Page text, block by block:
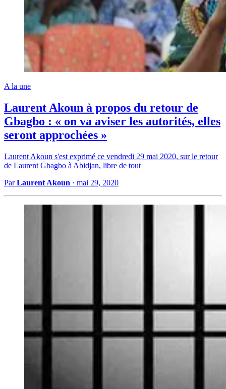
A la une
Laurent Akoun à propos du retour de
Gbagbo : « on va aviser les autorités, elles
seront approchées »
Laurent Akoun s'est exprimé ce vendredi 29 mai 2020, sur le retour
de Laurent Gbagbo à Abidjan, libre de tout
ParLaurent Akoun · mai 29, 2020